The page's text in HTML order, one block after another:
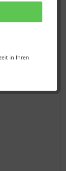
in Ihren